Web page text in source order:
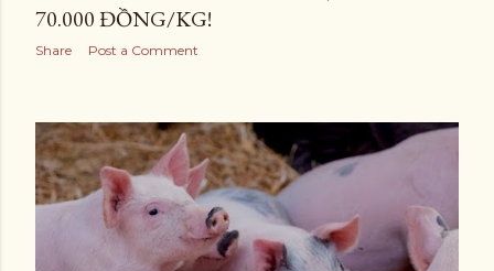
70.000 ĐỒNG/KG!
Share Post a Comment